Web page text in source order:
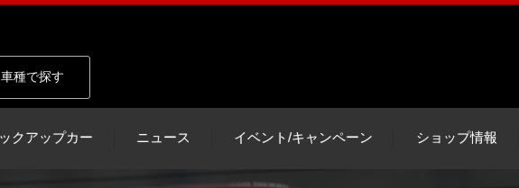
車種で探す
クアップカー ニュース イベント/キャンペーン ショップ情報